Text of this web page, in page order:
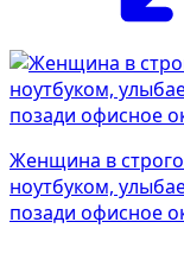
Женщина в
ноутбуком,
позади офисное